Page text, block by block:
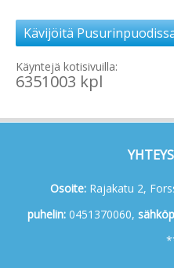
Kävijöitä
Käyntejä kotisivuilla:
6351003 kpl
Osoite:Rajakatu 2,
puhelin:0451370060, s